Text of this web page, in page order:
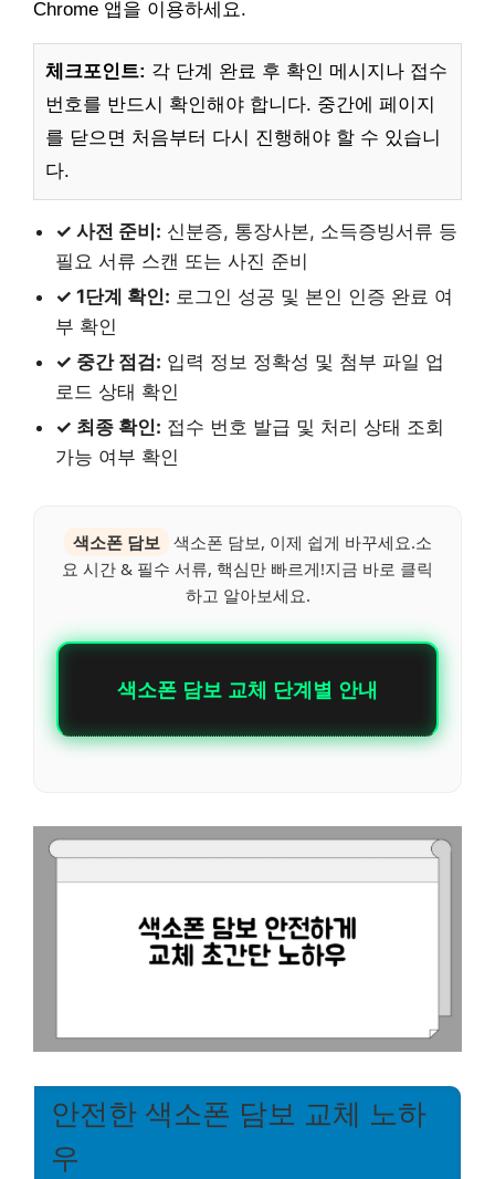
Chrome 앱을 이용하세요.
체크포인트: 각 단계 완료 후 확인 메시지나 접수
번호를 반드시 확인해야 합니다. 중간에 페이지
를 닫으면 처음부터 다시 진행해야 할 수 있습니
다.
✓ 사전 준비: 신분증, 통장사본, 소득증빙서류 등
필요 서류 스캔 또는 사진 준비
✓ 1단계 확인: 로그인 성공 및 본인 인증 완료 여
부 확인
✓ 중간 점검: 입력 정보 정확성 및 첨부 파일 업
로드 상태 확인
✓ 최종 확인: 접수 번호 발급 및 처리 상태 조회
가능 여부 확인
색소폰 담보
색소폰 담보, 이제 쉽게 바꾸세요.소
요 시간 & 필수 서류, 핵심만 빠르게!지금 바로 클릭
하고 알아보세요.
색소폰 담보 교체 단계별 안내
안전한 색소폰 담보 교체 노하
우